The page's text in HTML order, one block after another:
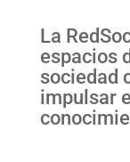
La
espacios
sociedad
impulsar